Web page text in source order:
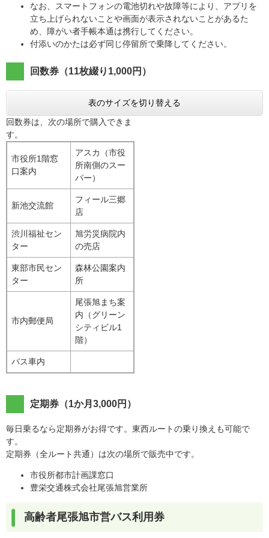
なお、スマートフォンの電池切れや故障等により、アプリを
立ち上げられないことや画面が表示されないことがあるた
め、障がい者手帳本通は携行してください。
付添いのかたは必ず同じ停留所で乗降してください。
回数券（11枚綴り1,000円）
表のサイズを切り替える
回数券は、次の場所で購入できま
す。
市役所1階窓
口案内
アスカ（市役
所南側のスー
パー）
新池交流館
フィール三郷
店
渋川福祉セン
ター
旭労災病院内
の売店
東部市民セン
ター
森林公園案内
所
市内郵便局
尾張旭まち案
内（グリーン
シティビル1
階）
バス車内
定期券（1か月3,000円）
毎日乗るなら定期券がお得です。東西ルートの乗り換えも可能で
す。
定期券（全ルート共通）は次の場所で販売中です。
市役所都市計画課窓口
豊栄交通株式会社尾張旭営業所
高齢者尾張旭市営バス利用券